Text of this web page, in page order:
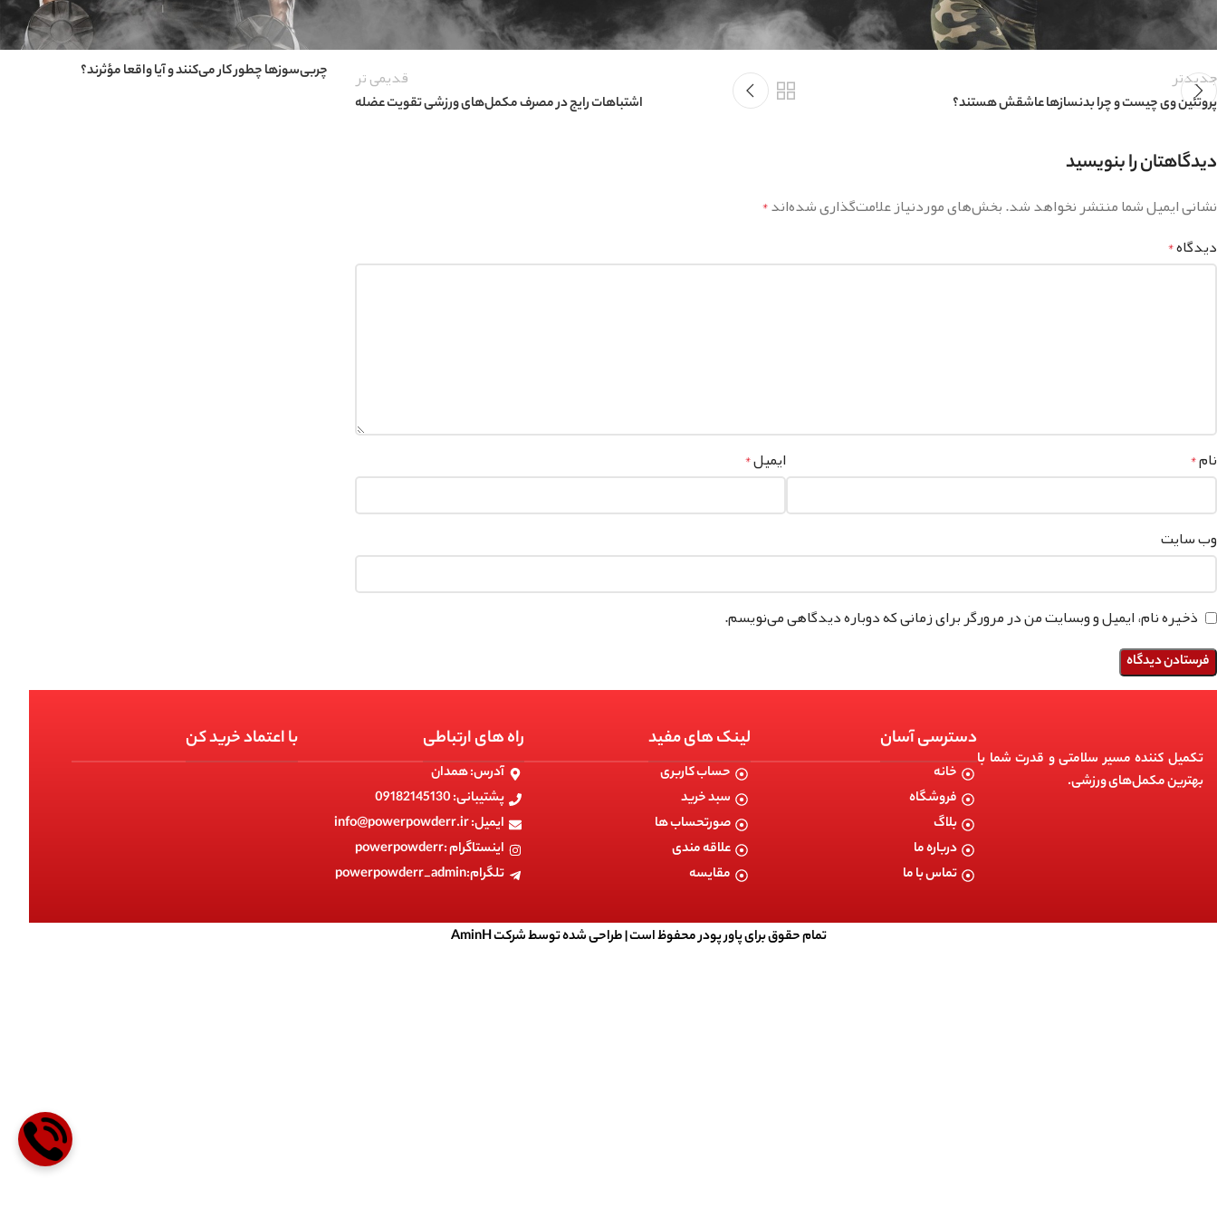
جدیدتر
پروتئین وی چیست و چرا بدنسازها عاشقش هستند؟
قدیمی تر
اشتباهات رایج در مصرف مکمل‌های ورزشی تقویت عضله
دیدگاهتان را بنویسید
نشانی ایمیل شما منتشر نخواهد شد.بخش‌های موردنیاز علامت‌گذاری شده‌اند*
دیدگاه*
نام* ایمیل*
وب‌ سایت
ذخیره نام، ایمیل و وبسایت من در مرورگر برای زمانی که دوباره دیدگاهی می‌نویسم.
پروتئین وی چیست و چرا بدنسازها عاشقش هستند؟
چربی‌سوزها چطور کار می‌کنند و آیا واقعا مؤثرند؟
تکمیل کننده مسیر سلامتی و قدرت شما با
بهترین مکمل‌های ورزشی.
دسترسی آسان
خانه
فروشگاه
بلاگ
درباره ما
تماس با ما
لینک های مفید
حساب کاربری
سبد خرید
صورتحساب ها
علاقه مندی
مقایسه
راه های ارتباطی
آدرس: همدان
پشتیبانی: 09182145130
ایمیل: info@powerpowderr.ir
اینستاگرام :powerpowderr
تلگرام:powerpowderr_admin
با اعتماد خرید کن
تمام حقوق برای پاور پودر محفوظ است |طراحی شده توسط شرکت AminH